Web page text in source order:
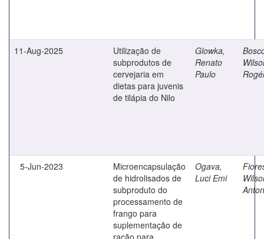
11-Aug-2025
Utilização de
subprodutos de
cervejaria em
dietas para juvenis
de tilápia do Nilo
Glowka,
Renato
Paulo
5-Jun-2023
Microencapsulação
de hidrolisados de
subproduto do
processamento de
frango para
suplementação de
ração para
Ogava,
Luci Emi